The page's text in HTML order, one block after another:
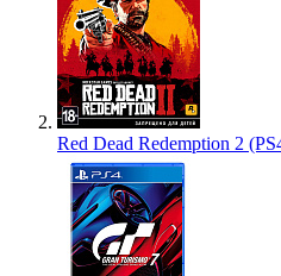
Red Dead Redemption 2